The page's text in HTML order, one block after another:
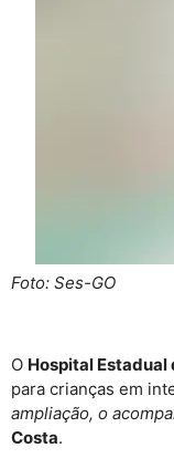
Foto: Ses-GO
O Hospital Estadual
para crianças em
ampliação, o
Costa.